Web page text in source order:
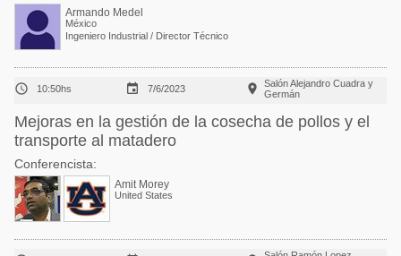
Armando Medel
México
Ingeniero Industrial / Director Técnico
 10:50hs  7/6/2023 
Salón Alejandro Cuadra y
Germán
Mejoras en la gestión de la cosecha de pollos y el
transporte al matadero
Conferencista:
Amit Morey
United States